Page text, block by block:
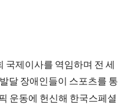
국제이사를 역임하며 전 세
달 장애인들이 스포츠를 통
운동에 헌신해 한국스페셜